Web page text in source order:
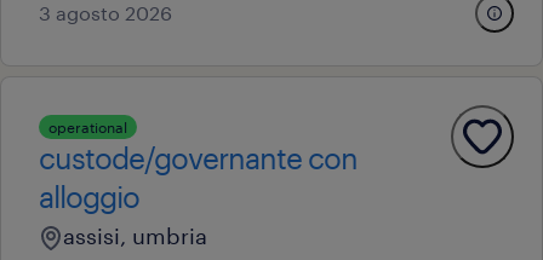
3 agosto 2026
operational
custode/governante con
alloggio
assisi, umbria